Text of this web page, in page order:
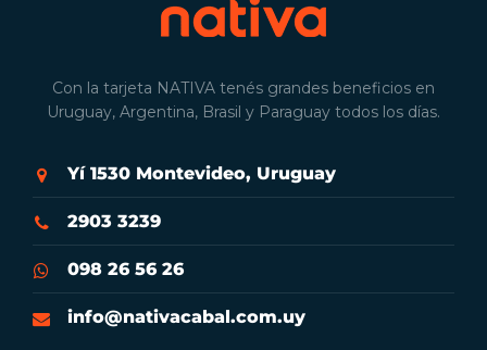
Con la tarjeta NATIVA tenés grandes beneficios en
Uruguay, Argentina, Brasil y Paraguay todos los días.
Yí 1530 Montevideo, Uruguay
2903 3239
098 26 56 26
info@nativacabal.com.uy